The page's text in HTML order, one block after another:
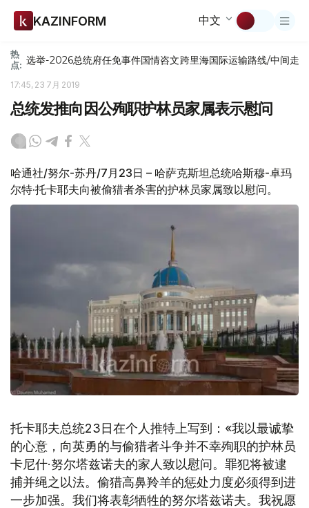
KAZINFORM 中文
热
点: 选举-2026总统府任免事件国情咨文跨里海国际运输路线/中间走廊
17:45, 23 7月 2019
总统发推向因公殉职护林员家属表示慰问
哈通社/努尔-苏丹/7月23日 – 哈萨克斯坦总统哈斯穆-卓玛
尔特·托卡耶夫向被偷猎者杀害的护林员家属致以慰问。
托卡耶夫总统23日在个人推特上写到：«我以最诚挚
的心意，向英勇的与偷猎者斗争并不幸殉职的护林员
卡尼什·努尔塔兹诺夫的家人致以慰问。罪犯将被逮
捕并绳之以法。偷猎高鼻羚羊的惩处力度必须得到进
一步加强。我们将表彰牺牲的努尔塔兹诺夫。我祝愿